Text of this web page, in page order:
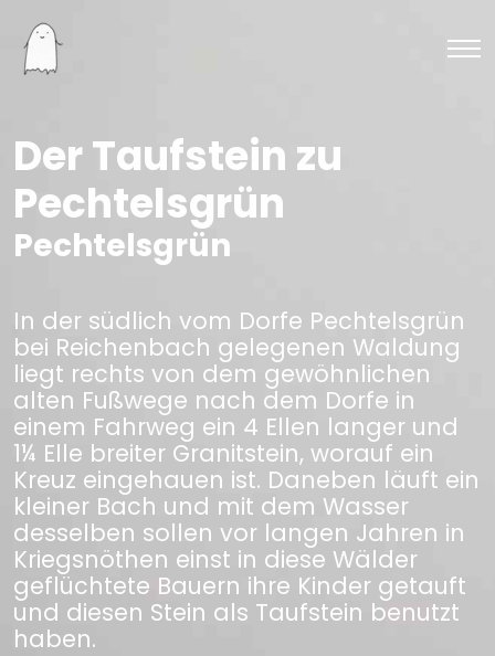
Der Taufstein zu
Pechtelsgrün
Pechtelsgrün
In der südlich vom Dorfe Pechtelsgrün
bei Reichenbach gelegenen Waldung
liegt rechts von dem gewöhnlichen
alten Fußwege nach dem Dorfe in
einem Fahrweg ein 4 Ellen langer und
1¼ Elle breiter Granitstein, worauf ein
Kreuz eingehauen ist. Daneben läuft ein
kleiner Bach und mit dem Wasser
desselben sollen vor langen Jahren in
Kriegsnöthen einst in diese Wälder
geflüchtete Bauern ihre Kinder getauft
und diesen Stein als Taufstein benutzt
haben.